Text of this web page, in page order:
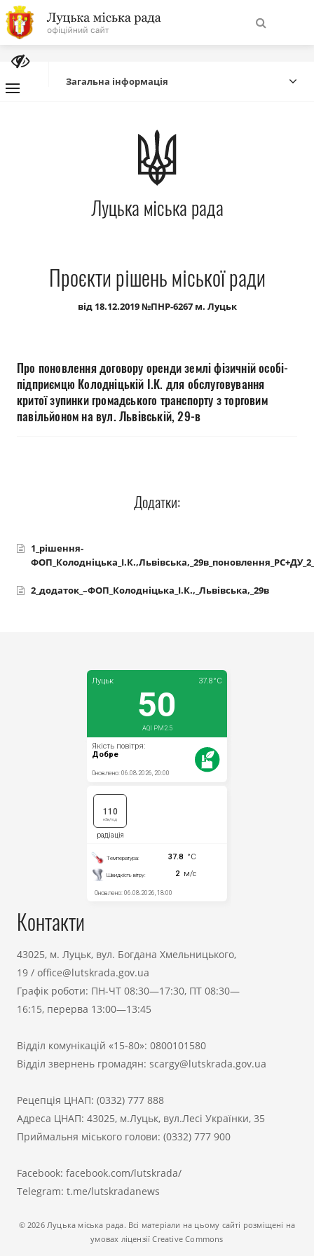
На
головну
Про місто
Міська влада
Міська рада
Публічна інформація
Документи
Загальна інформація
Луцька міська рада
Проєкти рішень міської ради
від 18.12.2019 №ПНР-6267 м. Луцьк
Про поновлення договору оренди землі фізичній особі-
підприємцю Колодніцькій І.К. для обслуговування
критої зупинки громадського транспорту з торговим
павільйоном на вул. Львівській, 29-в
Додатки:
1_рішення-
2_додаток_–ФОП_Колодніцька_І.К.,_Львівська,_29в
Контакти
43025, м. Луцьк, вул. Богдана Хмельницького,
19 / office@lutskrada.gov.ua
Графік роботи: ПН-ЧТ 08:30—17:30, ПТ 08:30—
16:15, перерва 13:00—13:45
Відділ комунікацій «15-80»: 0800101580
Відділ звернень громадян: scargy@lutskrada.gov.ua
Рецепція ЦНАП: (0332) 777 888
Адреса ЦНАП: 43025, м.Луцьк, вул.Лесі Українки, 35
Приймальня міського голови: (0332) 777 900
Facebook: facebook.com/lutskrada/
Telegram: t.me/lutskradanews
© 2026 Луцька міська рада. Всі матеріали на цьому сайті розміщені на
умовах ліцензії Creative Commons